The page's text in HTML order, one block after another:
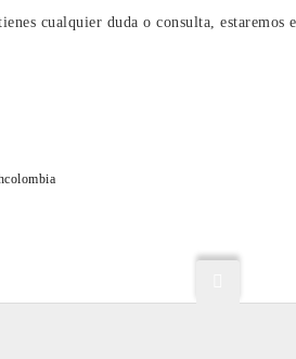
cualquier duda o consulta, estaremos